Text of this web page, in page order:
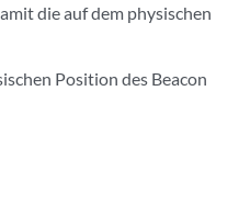
die auf dem physischen
Position des Beacon